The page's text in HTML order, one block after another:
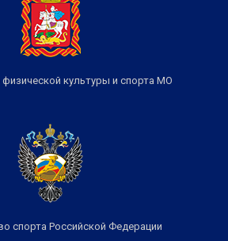
культуры и спорта МО
спорта Российской Федерации